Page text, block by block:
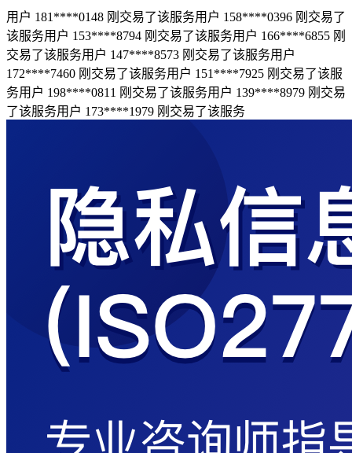
用户 181****0148 刚交易了该服务用户 158****0396 刚交易了
该服务用户 153****8794 刚交易了该服务用户 166****6855 刚
交易了该服务用户 147****8573 刚交易了该服务用户
172****7460 刚交易了该服务用户 151****7925 刚交易了该服
务用户 198****0811 刚交易了该服务用户 139****8979 刚交易
了该服务用户 173****1979 刚交易了该服务